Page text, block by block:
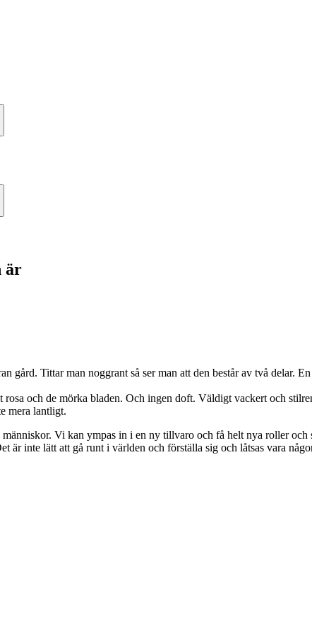
är
gård. Tittar man noggrant så ser man att den består av två
rosa och de mörka bladen. Och ingen doft. Väldigt vackert och
mera lantligt.
människor. Vi kan ympas in i en ny tillvaro och få helt nya roller
är inte lätt att gå runt i världen och förställa sig och låtsas vara